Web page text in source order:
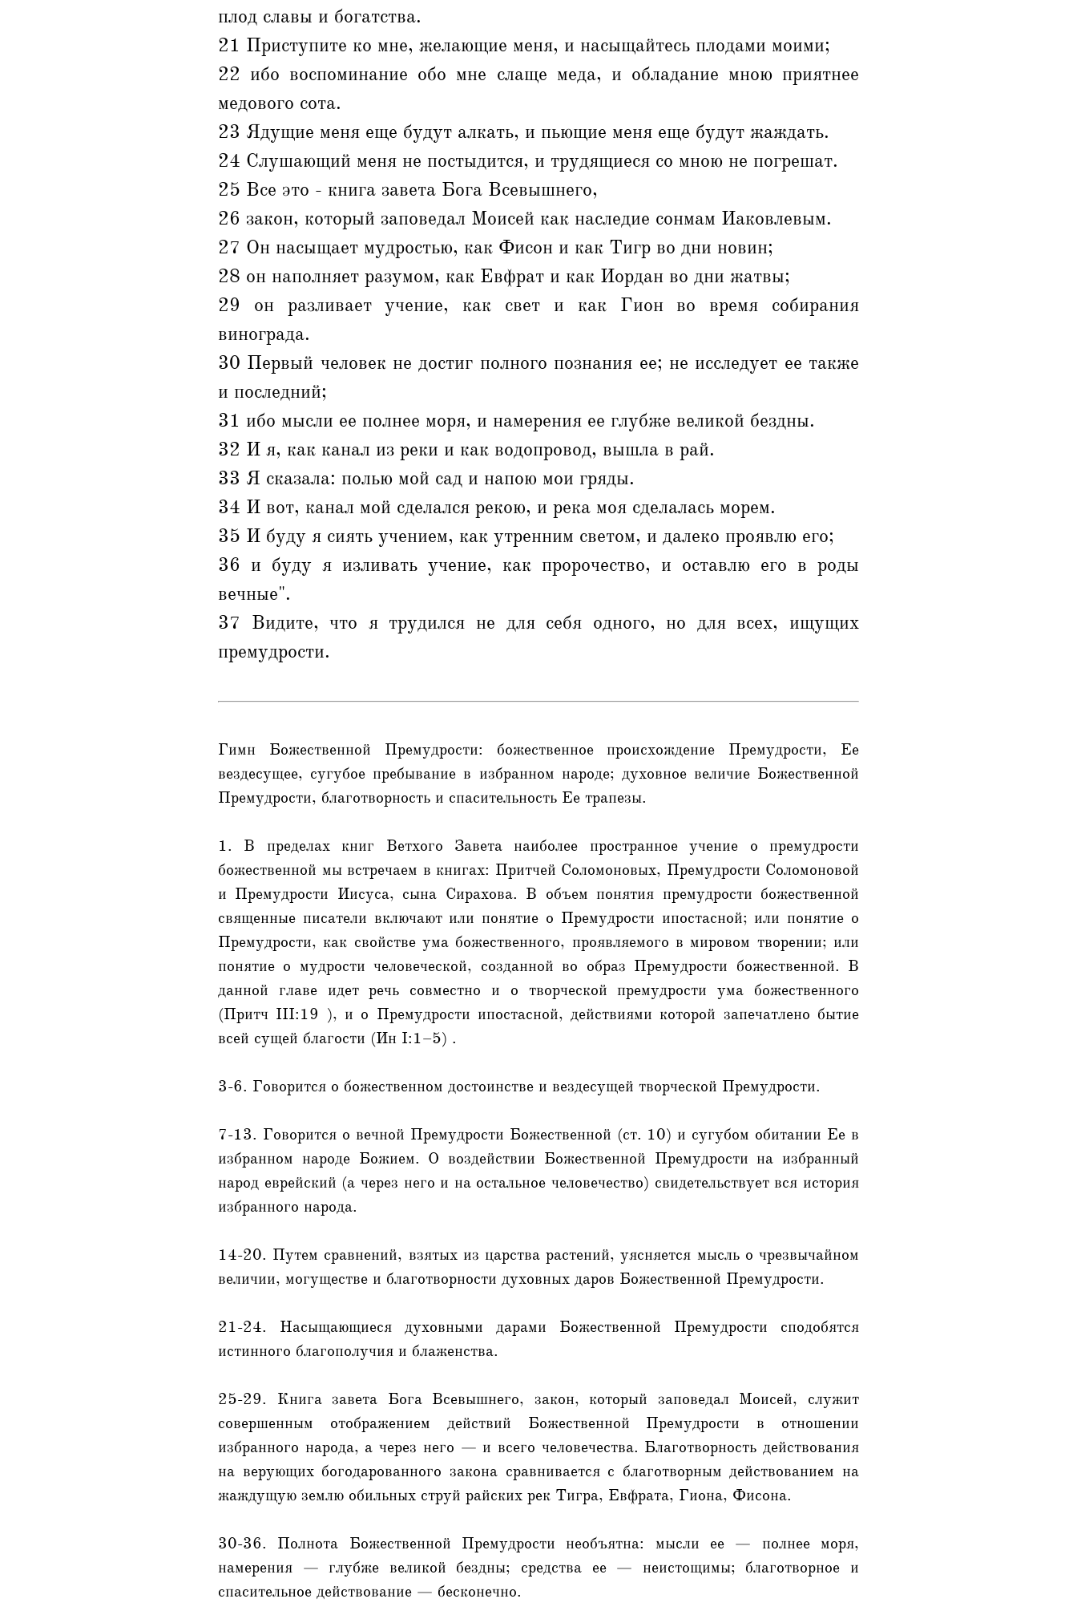
плод славы и богатства.
21 Приступите ко мне, желающие меня, и насыщайтесь плодами моими;
22 ибо воспоминание обо мне слаще меда, и обладание мною приятнее
медового сота.
23 Ядущие меня еще будут алкать, и пьющие меня еще будут жаждать.
24 Слушающий меня не постыдится, и трудящиеся со мною не погрешат.
25 Все это - книга завета Бога Всевышнего,
26 закон, который заповедал Моисей как наследие сонмам Иаковлевым.
27 Он насыщает мудростью, как Фисон и как Тигр во дни новин;
28 он наполняет разумом, как Евфрат и как Иордан во дни жатвы;
29 он разливает учение, как свет и как Гион во время собирания
винограда.
30 Первый человек не достиг полного познания ее; не исследует ее также
и последний;
31 ибо мысли ее полнее моря, и намерения ее глубже великой бездны.
32 И я, как канал из реки и как водопровод, вышла в рай.
33 Я сказала: полью мой сад и напою мои гряды.
34 И вот, канал мой сделался рекою, и река моя сделалась морем.
35 И буду я сиять учением, как утренним светом, и далеко проявлю его;
36 и буду я изливать учение, как пророчество, и оставлю его в роды
вечные".
37 Видите, что я трудился не для себя одного, но для всех, ищущих
премудрости.
Гимн Божественной Премудрости: божественное происхождение Премудрости, Ее
вездесущее, сугубое пребывание в избранном народе; духовное величие Божественной
Премудрости, благотворность и спасительность Ее трапезы.
1. В пределах книг Ветхого Завета наиболее пространное учение о премудрости
божественной мы встречаем в книгах: Притчей Соломоновых, Премудрости Соломоновой
и Премудрости Иисуса, сына Сирахова. В объем понятия премудрости божественной
священные писатели включают или понятие о Премудрости ипостасной; или понятие о
Премудрости, как свойстве ума божественного, проявляемого в мировом творении; или
понятие о мудрости человеческой, созданной во образ Премудрости божественной. В
данной главе идет речь совместно и о творческой премудрости ума божественного
(Притч III:19 ), и о Премудрости ипостасной, действиями которой запечатлено бытие
всей сущей благости (Ин I:1–5) .
3-6. Говорится о божественном достоинстве и вездесущей творческой Премудрости.
7-13. Говорится о вечной Премудрости Божественной (ст. 10) и сугубом обитании Ее в
избранном народе Божием. О воздействии Божественной Премудрости на избранный
народ еврейский (а через него и на остальное человечество) свидетельствует вся история
избранного народа.
14-20. Путем сравнений, взятых из царства растений, уясняется мысль о чрезвычайном
величии, могуществе и благотворности духовных даров Божественной Премудрости.
21-24. Насыщающиеся духовными дарами Божественной Премудрости сподобятся
истинного благополучия и блаженства.
25-29. Книга завета Бога Всевышнего, закон, который заповедал Моисей, служит
совершенным отображением действий Божественной Премудрости в отношении
избранного народа, а через него — и всего человечества. Благотворность действования
на верующих богодарованного закона сравнивается с благотворным действованием на
жаждущую землю обильных струй райских рек Тигра, Евфрата, Гиона, Фисона.
30-36. Полнота Божественной Премудрости необъятна: мысли ее — полнее моря,
намерения — глубже великой бездны; средства ее — неистощимы; благотворное и
спасительное действование — бесконечно.